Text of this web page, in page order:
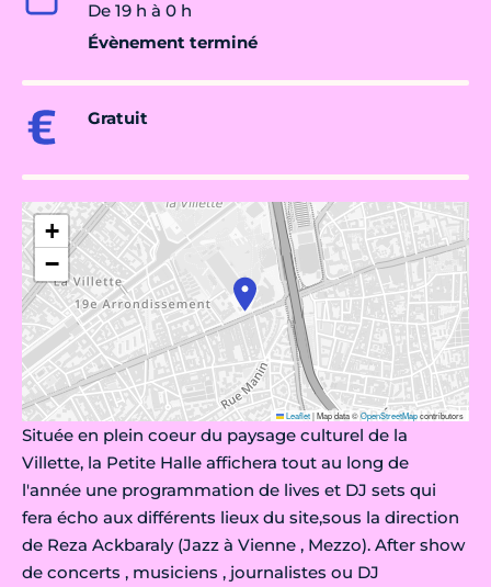
De 19 h à 0 h
Évènement terminé
Gratuit
+
−
Leaflet|Map data ©OpenStreetMapcontributors
Située en plein coeur du paysage culturel de la
Villette, la Petite Halle affichera tout au long de
l'année une programmation de lives et DJ sets qui
fera écho aux différents lieux du site,sous la direction
de Reza Ackbaraly (Jazz à Vienne , Mezzo). After show
de concerts , musiciens , journalistes ou DJ